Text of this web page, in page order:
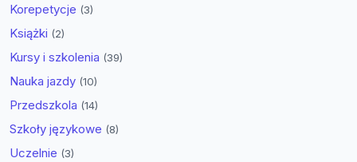
Korepetycje (3)
Książki (2)
Kursy i szkolenia (39)
Nauka jazdy (10)
Przedszkola (14)
Szkoły językowe (8)
Uczelnie (3)